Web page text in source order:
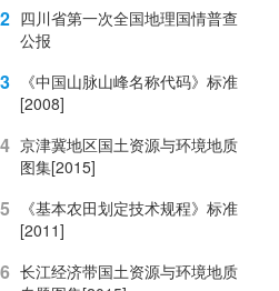
2 四川省第一次全国地理国情普查
公报
3
《中国山脉山峰名称代码》标准
[2008]
4 京津冀地区国土资源与环境地质
图集[2015]
5
《基本农田划定技术规程》标准
[2011]
6 长江经济带国土资源与环境地质